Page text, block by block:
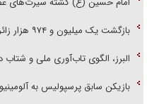
بازگشت یک میلیون و ۹۷۴ هزار زائر اربعین به کشور
البرز، الگوی تاب‌آوری ملی و شتاب
بازیکن سابق پرسپولیس به